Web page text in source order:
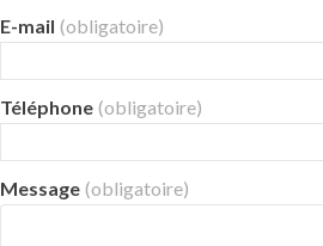
E-mail (obligatoire)
Téléphone (obligatoire)
Message (obligatoire)